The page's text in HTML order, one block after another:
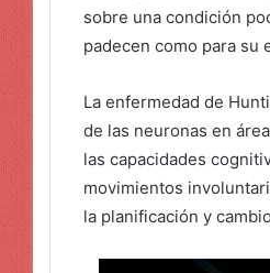
sobre una condición
padecen como para su
La enfermedad de
de las neuronas en
las capacidades
movimientos
la planificación y